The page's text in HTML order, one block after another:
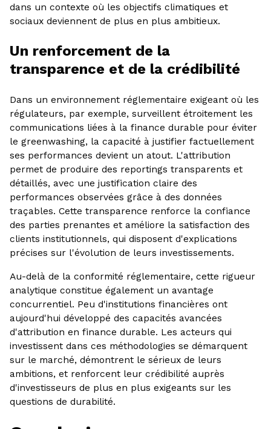
dans un contexte où les objectifs climatiques et
sociaux deviennent de plus en plus ambitieux.
Un renforcement de la
transparence et de la crédibilité
Dans un environnement réglementaire exigeant où les
régulateurs, par exemple, surveillent étroitement les
communications liées à la finance durable pour éviter
le greenwashing, la capacité à justifier factuellement
ses performances devient un atout. L'attribution
permet de produire des reportings transparents et
détaillés, avec une justification claire des
performances observées grâce à des données
traçables. Cette transparence renforce la confiance
des parties prenantes et améliore la satisfaction des
clients institutionnels, qui disposent d'explications
précises sur l'évolution de leurs investissements.
Au-delà de la conformité réglementaire, cette rigueur
analytique constitue également un avantage
concurrentiel. Peu d'institutions financières ont
aujourd'hui développé des capacités avancées
d'attribution en finance durable. Les acteurs qui
investissent dans ces méthodologies se démarquent
sur le marché, démontrent le sérieux de leurs
ambitions, et renforcent leur crédibilité auprès
d'investisseurs de plus en plus exigeants sur les
questions de durabilité.